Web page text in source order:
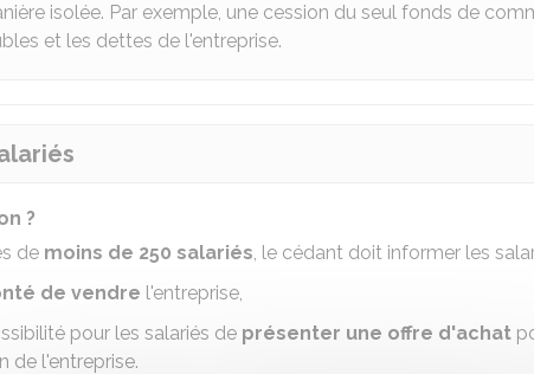
isolée. Par exemple, une cession du seul fonds de
et les dettes de l'entreprise.
?
de moins de 250 salariés, le cédant doit informer les
de vendre l'entreprise,
pour les salariés de présenter une offre d'achat
de l'entreprise.